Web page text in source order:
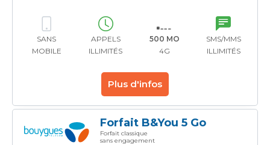
SANS
MOBILE
APPELS
ILLIMITÉS
500 MO
4G
SMS/MMS
ILLIMITÉS
Plus d'infos
Forfait B&You 5 Go
Forfait classique
sans engagement